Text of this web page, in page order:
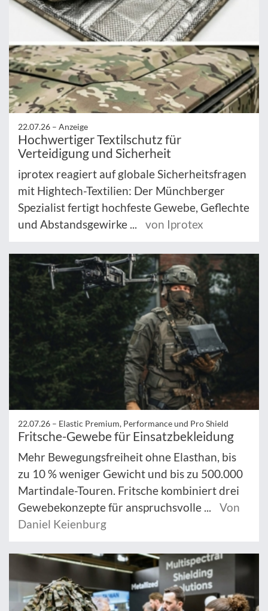
22.07.26 – Anzeige
Hochwertiger Textilschutz für
Verteidigung und Sicherheit
iprotex reagiert auf globale Sicherheitsfragen
mit Hightech-Textilien: Der Münchberger
Spezialist fertigt hochfeste Gewebe, Geflechte
und Abstandsgewirke ...
von Iprotex
22.07.26 – Elastic Premium, Performance und Pro Shield
Fritsche-Gewebe für Einsatzbekleidung
Mehr Bewegungsfreiheit ohne Elasthan, bis
zu 10 % weniger Gewicht und bis zu 500.000
Martindale-Touren. Fritsche kombiniert drei
Gewebekonzepte für anspruchsvolle ...
Von
Daniel Keienburg